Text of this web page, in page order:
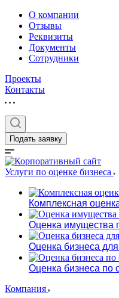
О компании
Отзывы
Реквизиты
Документы
Сотрудники
Проекты
Контакты
Подать заявку
Услуги по оценке бизнеса
Комплексная
Оценка имущества
Оценка бизнеса
Оценка бизнеса по
Компания